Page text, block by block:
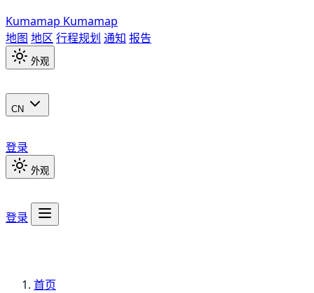
Kumamap Kumamap
地图 地区 行程规划 通知 报告
外观
CN
登录
外观
登录
首页